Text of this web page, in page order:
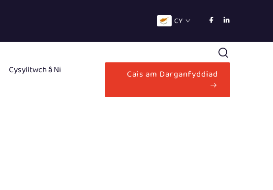
CY
Cysylltwch â Ni Cais am Darganfyddiad